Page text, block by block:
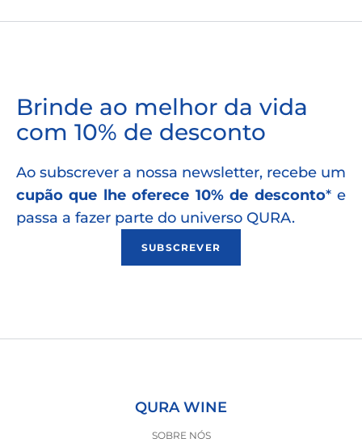
Brinde ao melhor da vida
com 10% de desconto
Ao subscrever a nossa newsletter, recebe um
cupão que lhe oferece 10% de desconto* e
passa a fazer parte do universo QURA.
SUBSCREVER
QURA WINE
SOBRE NÓS